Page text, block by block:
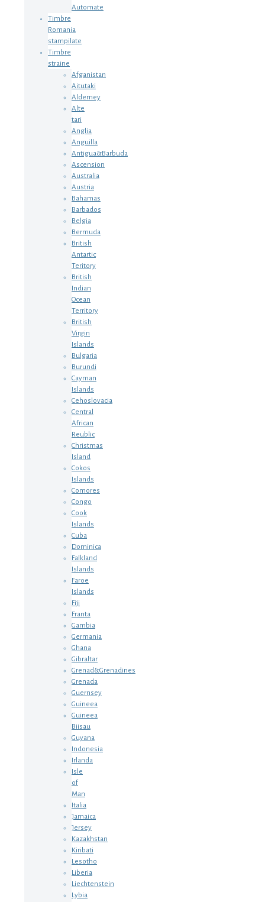
Automate
Timbre
Romania
stampilate
Timbre
straine
Afganistan
Aitutaki
Alderney
Alte
tari
Anglia
Anguilla
Antigua&Barbuda
Ascension
Australia
Austria
Bahamas
Barbados
Belgia
Bermuda
British
Antartic
Teritory
British
Indian
Ocean
Territory
British
Virgin
Islands
Bulgaria
Burundi
Cayman
Islands
Cehoslovacia
Central
African
Reublic
Christmas
Island
Cokos
Islands
Comores
Congo
Cook
Islands
Cuba
Dominica
Falkland
Islands
Faroe
Islands
Fiji
Franta
Gambia
Germania
Ghana
Gibraltar
Grenad&Grenadines
Grenada
Guernsey
Guineea
Guineea
Biisau
Guyana
Indonesia
Irlanda
Isle
of
Man
Italia
Jamaica
Jersey
Kazakhstan
Kiribati
Lesotho
Liberia
Liechtenstein
Lybia